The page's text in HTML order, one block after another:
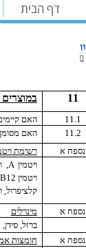
דף הבית
11 במוצרים
11.1
האם
11.2 האם
נספח א
רשימת
ויטמין A
,
ויטמין B12
קלציפרול,
נספח א
מינרלים
ברזל,
נספח א חומצות